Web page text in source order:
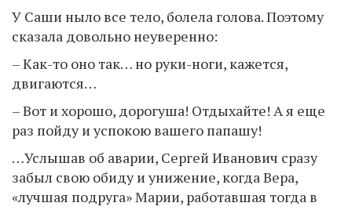
У Саши ныло все тело, болела голова. Поэтому
сказала довольно неуверенно:
– Как-то оно так… но руки-ноги, кажется,
двигаются…
– Вот и хорошо, дорогуша! Отдыхайте! А я еще
раз пойду и успокою вашего папашу!
…Услышав об аварии, Сергей Иванович сразу
забыл свою обиду и унижение, когда Вера,
«лучшая подруга» Марии, работавшая тогда в